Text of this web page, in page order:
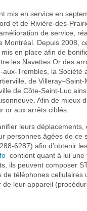
mis en service en
et de Rivière-des-
de service,
Montréal. Depuis 2008,
en place afin de
les Navettes Or des
aux-Trembles, la Société
de
de Côte-Saint-Luc
Afin de mieux
or aux arrêts ciblés.
leurs
personnes âgées de ce
6287) afin d’obtenir
contient quant à lui
ils peuvent composer
de téléphones cellulaires
de leur appareil